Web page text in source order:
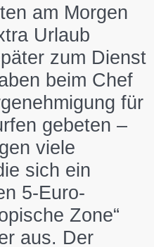
am Morgen
Urlaub
zum Dienst
beim Chef
für
gebeten –
viele
sich ein
5-Euro-
Zone“
aus. Der